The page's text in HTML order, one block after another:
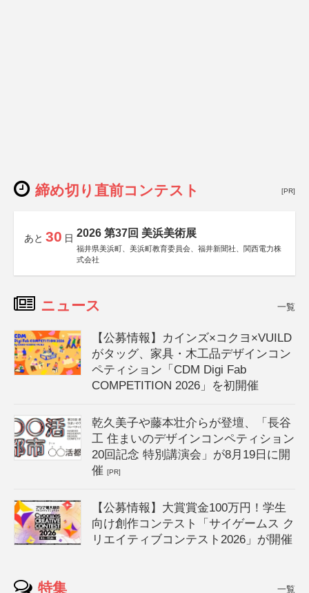
締め切り直前コンテスト [PR]
あと 30 日 2026 第37回 美浜美術展
福井県美浜町、美浜町教育委員会、福井新聞社、関西電力株
式会社
ニュース 一覧
【公募情報】カインズ×コクヨ×VUILD
がタッグ、家具・木工品デザインコン
ペティション「CDM Digi Fab
COMPETITION 2026」を初開催
乾久美子や藤本壮介らが登壇、「長谷
工 住まいのデザインコンペティション
20回記念 特別講演会」が8月19日に開
催[PR]
【公募情報】大賞賞金100万円！学生
向け創作コンテスト「サイゲームス ク
リエイティブコンテスト2026」が開催
特集 一覧